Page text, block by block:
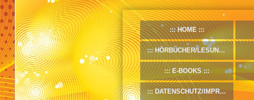
HOME
HÖRBÜCHER/LESUNGEN
E-BOOKS
DATENSCHUTZ/IMPRESSUM